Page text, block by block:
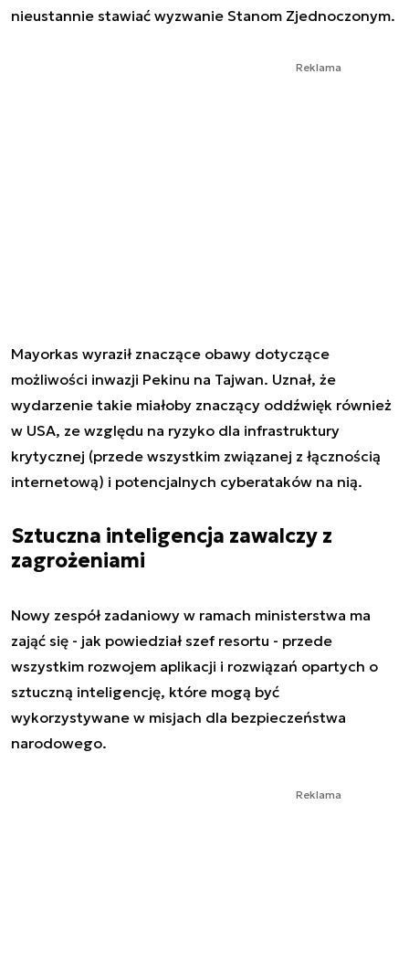
nieustannie stawiać wyzwanie Stanom Zjednoczonym.
Reklama
Mayorkas wyraził znaczące obawy dotyczące
możliwości inwazji Pekinu na Tajwan. Uznał, że
wydarzenie takie miałoby znaczący oddźwięk również
w USA, ze względu na ryzyko dla infrastruktury
krytycznej (przede wszystkim związanej z łącznością
internetową) i potencjalnych cyberataków na nią.
Sztuczna inteligencja zawalczy z
zagrożeniami
Nowy zespół zadaniowy w ramach ministerstwa ma
zająć się - jak powiedział szef resortu - przede
wszystkim rozwojem aplikacji i rozwiązań opartych o
sztuczną inteligencję, które mogą być
wykorzystywane w misjach dla bezpieczeństwa
narodowego.
Reklama